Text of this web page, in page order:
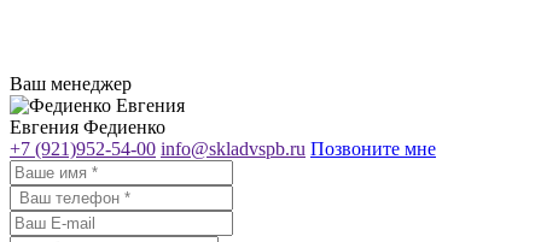
Ваш менеджер
Евгения Федиенко
+7 (921)952-54-00 info@skladvspb.ru Позвоните мне